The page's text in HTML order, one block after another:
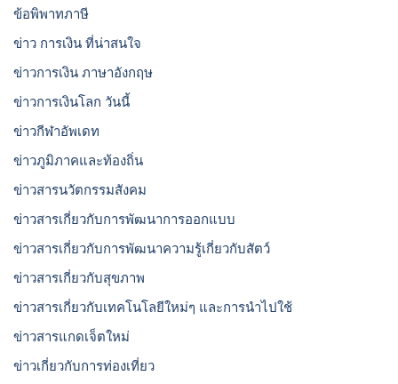
ข้อพิพาทภาษี
ข่าว การเงิน ที่น่าสนใจ
ข่าวการเงิน ภาษาอังกฤษ
ข่าวการเงินโลก วันนี้
ข่าวกีฬาอัพเดท
ข่าวภูมิภาคและท้องถิ่น
ข่าวสารนวัตกรรมสังคม
ข่าวสารเกี่ยวกับการพัฒนาการออกแบบ
ข่าวสารเกี่ยวกับการพัฒนาความรู้เกี่ยวกับสัตว์
ข่าวสารเกี่ยวกับสุขภาพ
ข่าวสารเกี่ยวกับเทคโนโลยีใหม่ๆ และการนำไปใช้
ข่าวสารแกดเจ็ตใหม่
ข่าวเกี่ยวกับการท่องเที่ยว